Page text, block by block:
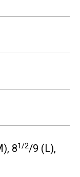
81/2/9 (L),